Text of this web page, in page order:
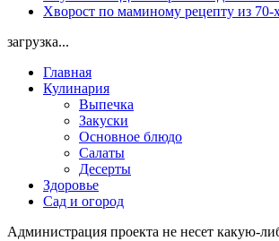
Хворост по маминому рецепту из
загрузка...
Главная
Кулинария
Выпечка
Закуски
Основное блюдо
Салаты
Десерты
Здоровье
Сад и огород
Администрация проекта не несет какую-